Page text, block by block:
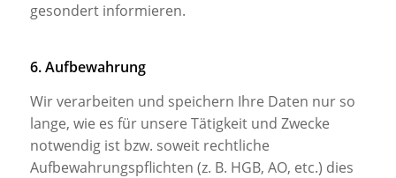
gesondert informieren.
6. Aufbewahrung
Wir verarbeiten und speichern Ihre Daten nur so
lange, wie es für unsere Tätigkeit und Zwecke
notwendig ist bzw. soweit rechtliche
Aufbewahrungspflichten (z. B. HGB, AO, etc.) dies